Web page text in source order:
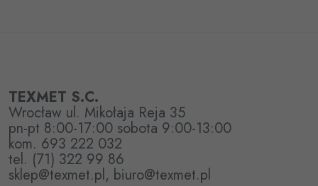
TEXMET S.C.
Wrocław ul. Mikołaja Reja 35
pn-pt 8:00-17:00 sobota 9:00-13:00
kom. 693 222 032
tel. (71) 322 99 86
sklep@texmet.pl, biuro@texmet.pl